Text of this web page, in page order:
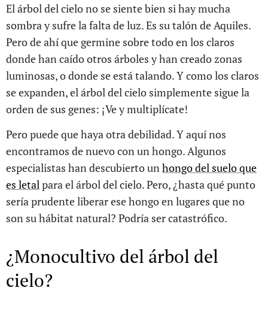
El árbol del cielo no se siente bien si hay mucha
sombra y sufre la falta de luz. Es su talón de Aquiles.
Pero de ahí que germine sobre todo en los claros
donde han caído otros árboles y han creado zonas
luminosas, o donde se está talando. Y como los claros
se expanden, el árbol del cielo simplemente sigue la
orden de sus genes: ¡Ve y multiplícate!
Pero puede que haya otra debilidad. Y aquí nos
encontramos de nuevo con un hongo. Algunos
especialistas han descubierto un hongo del suelo que
es letal para el árbol del cielo. Pero, ¿hasta qué punto
sería prudente liberar ese hongo en lugares que no
son su hábitat natural? Podría ser catastrófico.
¿Monocultivo del árbol del
cielo?